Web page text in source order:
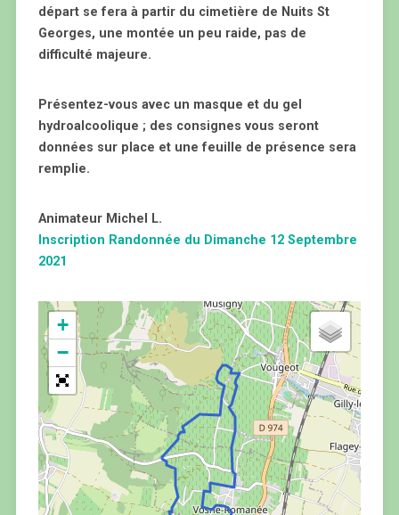
départ se fera à partir du cimetière de Nuits St
Georges, une montée un peu raide, pas de
difficulté majeure.
Présentez-vous avec un masque et du gel
hydroalcoolique ; des consignes vous seront
données sur place et une feuille de présence sera
remplie.
Animateur Michel L.
Inscription Randonnée du Dimanche 12 Septembre
2021
+
−